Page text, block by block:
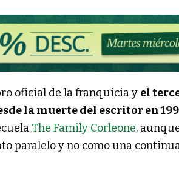
oficial de la franquicia y el
la muerte del escritor en
The Family Corleone,
paralelo y no como una